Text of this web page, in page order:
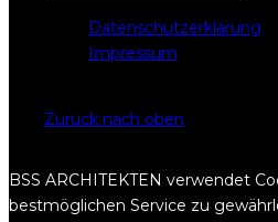
Datenschutzerklärung
Impressum
Zurück nach oben
BSS ARCHITEKTEN verwendet
bestmöglichen Service zu